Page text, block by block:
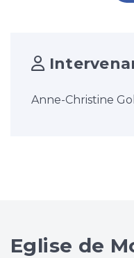
Anne-Christine
Eglise de